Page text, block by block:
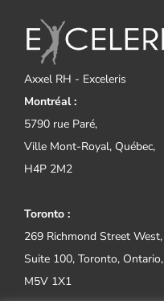
Axxel RH - Exceleris
Montréal :
5790 rue Paré,
Ville Mont-Royal, Québec,
H4P 2M2
Toronto :
269 Richmond Street West,
Suite 100, Toronto, Ontario,
M5V 1X1